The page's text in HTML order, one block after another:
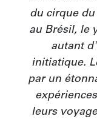
du cirque du
au Brésil, le
autant
initiatique.
par un
leurs